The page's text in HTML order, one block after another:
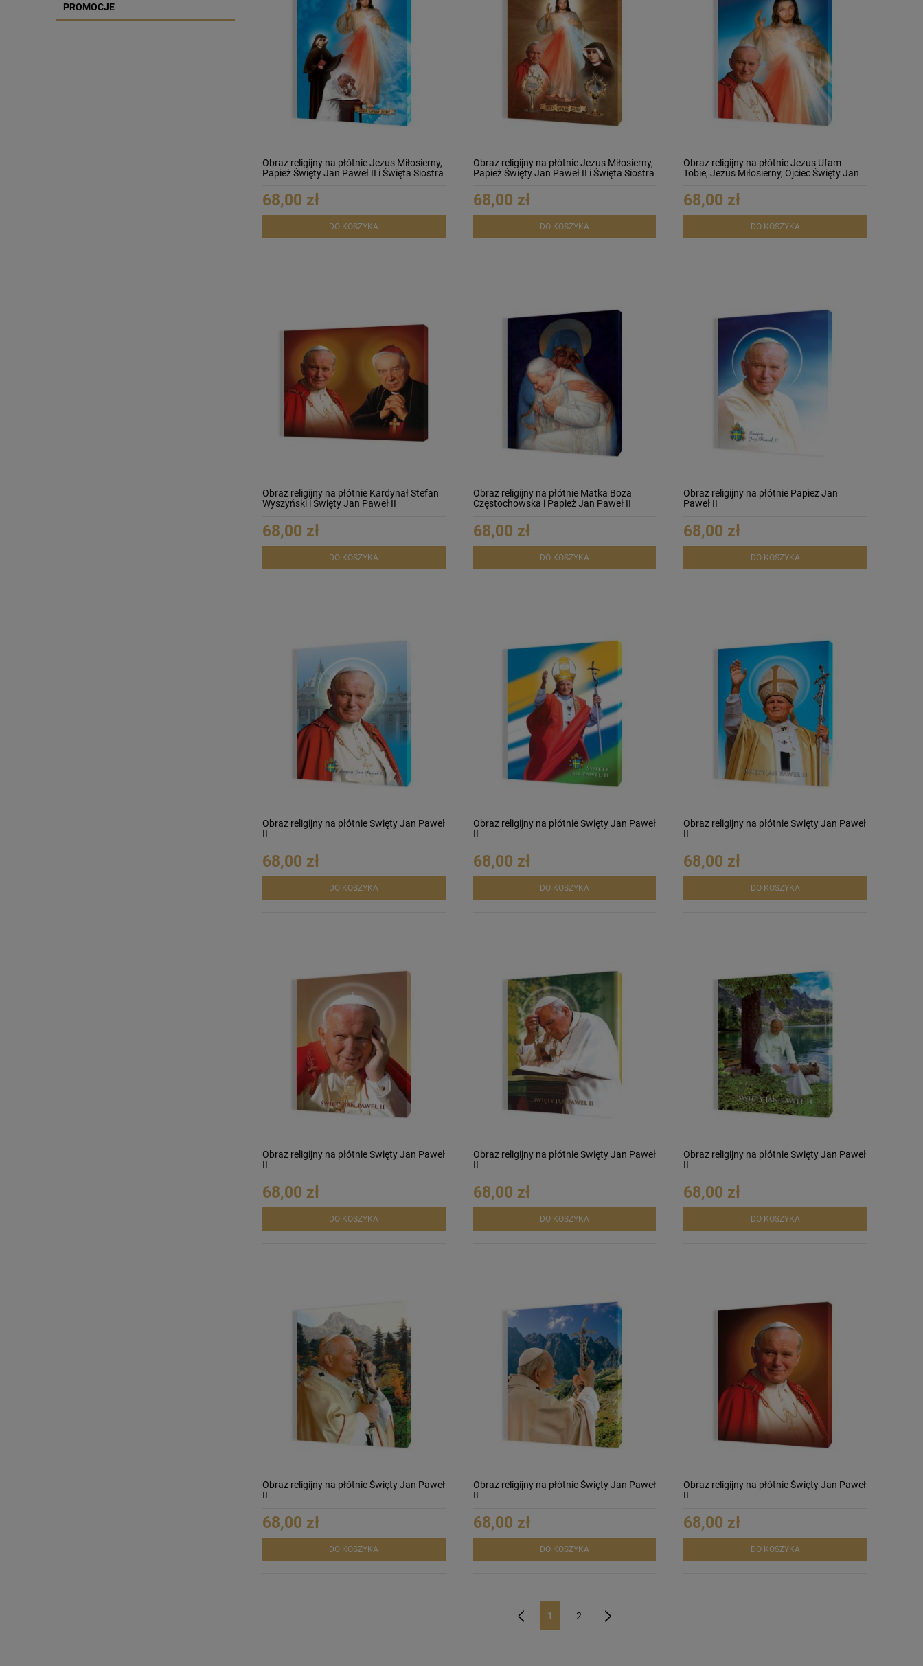
PROMOCJE
Obraz religijny na płótnie Jezus Miłosierny,
Papież Święty Jan Paweł II i Święta Siostra
68,00 zł
DO KOSZYKA
Obraz religijny na płótnie Jezus Miłosierny,
Papież Święty Jan Paweł II i Święta Siostra
68,00 zł
DO KOSZYKA
Obraz religijny na płótnie Jezus Ufam
Tobie, Jezus Miłosierny, Ojciec Święty Jan
68,00 zł
DO KOSZYKA
Obraz religijny na płótnie Kardynał Stefan
Wyszyński i Święty Jan Paweł II
68,00 zł
DO KOSZYKA
Obraz religijny na płótnie Matka Boża
Częstochowska i Papież Jan Paweł II
68,00 zł
DO KOSZYKA
Obraz religijny na płótnie Papież Jan
Paweł II
68,00 zł
DO KOSZYKA
Obraz religijny na płótnie Święty Jan Paweł
II
68,00 zł
DO KOSZYKA
Obraz religijny na płótnie Święty Jan Paweł
II
68,00 zł
DO KOSZYKA
Obraz religijny na płótnie Święty Jan Paweł
II
68,00 zł
DO KOSZYKA
Obraz religijny na płótnie Święty Jan Paweł
II
68,00 zł
DO KOSZYKA
Obraz religijny na płótnie Święty Jan Paweł
II
68,00 zł
DO KOSZYKA
Obraz religijny na płótnie Święty Jan Paweł
II
68,00 zł
DO KOSZYKA
Obraz religijny na płótnie Święty Jan Paweł
II
68,00 zł
DO KOSZYKA
Obraz religijny na płótnie Święty Jan Paweł
II
68,00 zł
DO KOSZYKA
Obraz religijny na płótnie Święty Jan Paweł
II
68,00 zł
DO KOSZYKA
1 2